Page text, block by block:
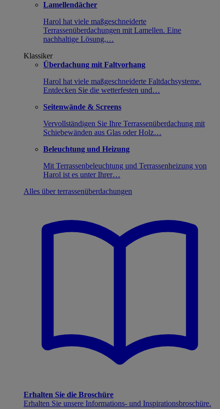
Lamellendächer
Harol hat viele maßgeschneiderte
Terrassenüberdachungen mit Lamellen. Eine
nachhaltige Lösung,…
Klassiker
Überdachung mit Faltvorhang
Harol hat viele maßgeschneiderte Faltdachsysteme.
Entdecken Sie die wetterfesten und…
Seitenwände & Screens
Vervollständigen Sie Ihre Terrassenüberdachung mit
Schiebewänden aus Glas oder Holz…
Beleuchtung und Heizung
Mit Terrassenbeleuchtung und Terrassenheizung von
Harol ist es unter Ihrer…
Alles über terrassenüberdachungen
Erhalten Sie die Broschüre
Erhalten Sie unsere Informations- und Inspirationsbroschüre.